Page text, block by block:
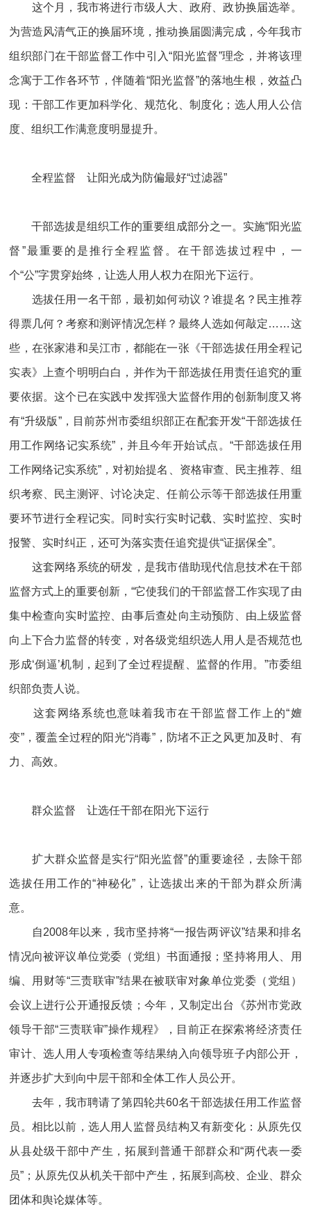
这个月，我市将进行市级人大、政府、政协换届选举。
为营造风清气正的换届环境，推动换届圆满完成，今年我市
组织部门在干部监督工作中引入“阳光监督”理念，并将该理
念寓于工作各环节，伴随着“阳光监督”的落地生根，效益凸
现：干部工作更加科学化、规范化、制度化；选人用人公信
度、组织工作满意度明显提升。
全程监督 让阳光成为防偏最好“过滤器”
干部选拔是组织工作的重要组成部分之一。实施“阳光监
督”最重要的是推行全程监督。在干部选拔过程中，一
个“公”字贯穿始终，让选人用人权力在阳光下运行。
选拔任用一名干部，最初如何动议？谁提名？民主推荐
得票几何？考察和测评情况怎样？最终人选如何敲定……这
些，在张家港和吴江市，都能在一张《干部选拔任用全程记
实表》上查个明明白白，并作为干部选拔任用责任追究的重
要依据。这个已在实践中发挥强大监督作用的创新制度又将
有“升级版”，目前苏州市委组织部正在配套开发“干部选拔任
用工作网络记实系统”，并且今年开始试点。“干部选拔任用
工作网络记实系统”，对初始提名、资格审查、民主推荐、组
织考察、民主测评、讨论决定、任前公示等干部选拔任用重
要环节进行全程记实。同时实行实时记载、实时监控、实时
报警、实时纠正，还可为落实责任追究提供“证据保全”。
这套网络系统的研发，是我市借助现代信息技术在干部
监督方式上的重要创新，“它使我们的干部监督工作实现了由
集中检查向实时监控、由事后查处向主动预防、由上级监督
向上下合力监督的转变，对各级党组织选人用人是否规范也
形成‘倒逼’机制，起到了全过程提醒、监督的作用。”市委组
织部负责人说。
这套网络系统也意味着我市在干部监督工作上的“嬗
变”，覆盖全过程的阳光“消毒”，防堵不正之风更加及时、有
力、高效。
群众监督 让选任干部在阳光下运行
扩大群众监督是实行“阳光监督”的重要途径，去除干部
选拔任用工作的“神秘化”，让选拔出来的干部为群众所满
意。
自2008年以来，我市坚持将“一报告两评议”结果和排名
情况向被评议单位党委（党组）书面通报；坚持将用人、用
编、用财等“三责联审”结果在被联审对象单位党委（党组）
会议上进行公开通报反馈；今年，又制定出台《苏州市党政
领导干部“三责联审”操作规程》，目前正在探索将经济责任
审计、选人用人专项检查等结果纳入向领导班子内部公开，
并逐步扩大到向中层干部和全体工作人员公开。
去年，我市聘请了第四轮共60名干部选拔任用工作监督
员。相比以前，选人用人监督员结构又有新变化：从原先仅
从县处级干部中产生，拓展到普通干部群众和“两代表一委
员”；从原先仅从机关干部中产生，拓展到高校、企业、群众
团体和舆论媒体等。